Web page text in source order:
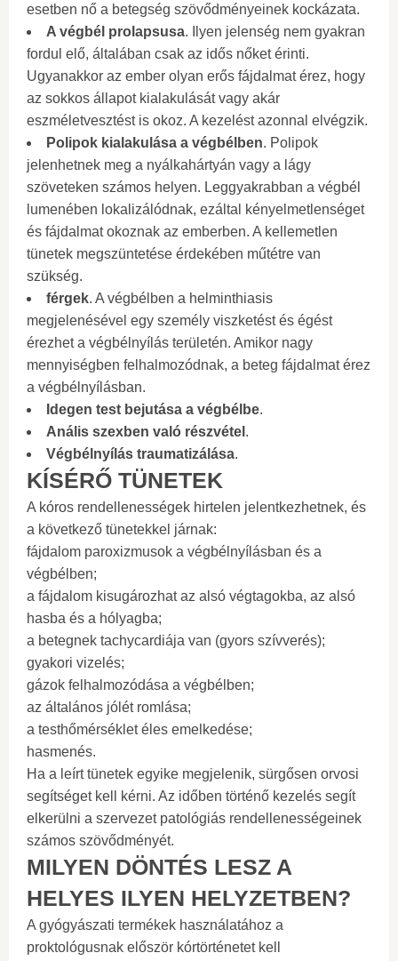
esetben nő a betegség szövődményeinek kockázata.
A végbél prolapsusa. Ilyen jelenség nem gyakran
fordul elő, általában csak az idős nőket érinti.
Ugyanakkor az ember olyan erős fájdalmat érez, hogy
az sokkos állapot kialakulását vagy akár
eszméletvesztést is okoz. A kezelést azonnal elvégzik.
Polipok kialakulása a végbélben. Polipok
jelenhetnek meg a nyálkahártyán vagy a lágy
szöveteken számos helyen. Leggyakrabban a végbél
lumenében lokalizálódnak, ezáltal kényelmetlenséget
és fájdalmat okoznak az emberben. A kellemetlen
tünetek megszüntetése érdekében műtétre van
szükség.
férgek. A végbélben a helminthiasis
megjelenésével egy személy viszketést és égést
érezhet a végbélnyílás területén. Amikor nagy
mennyiségben felhalmozódnak, a beteg fájdalmat érez
a végbélnyílásban.
Idegen test bejutása a végbélbe.
Anális szexben való részvétel .
Végbélnyílás traumatizálása.
KÍSÉRŐ TÜNETEK
A kóros rendellenességek hirtelen jelentkezhetnek, és
a következő tünetekkel járnak:
fájdalom paroxizmusok a végbélnyílásban és a
végbélben;
a fájdalom kisugározhat az alsó végtagokba, az alsó
hasba és a hólyagba;
a betegnek tachycardiája van (gyors szívverés);
gyakori vizelés;
gázok felhalmozódása a végbélben;
az általános jólét romlása;
a testhőmérséklet éles emelkedése;
hasmenés.
Ha a leírt tünetek egyike megjelenik, sürgősen orvosi
segítséget kell kérni. Az időben történő kezelés segít
elkerülni a szervezet patológiás rendellenességeinek
számos szövődményét.
MILYEN DÖNTÉS LESZ A
HELYES ILYEN HELYZETBEN?
A gyógyászati ​​termékek használatához a
proktológusnak először kórtörténetet kell